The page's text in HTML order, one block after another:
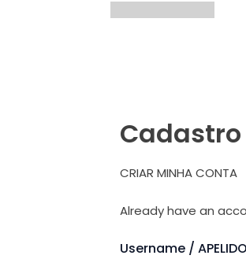
Cadastro
CRIAR MINHA CONTA
Already have an
Username / APELIDO